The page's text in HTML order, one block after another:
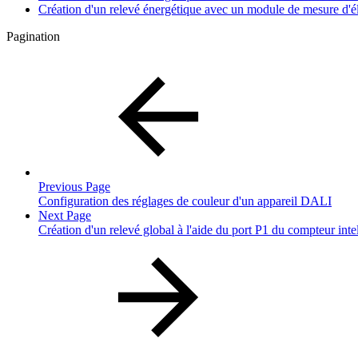
Création d'un relevé énergétique avec un module de mesure
Pagination
Previous Page
Configuration des réglages de couleur d'un appareil DALI
Next Page
Création d'un relevé global à l'aide du port P1 du compteur